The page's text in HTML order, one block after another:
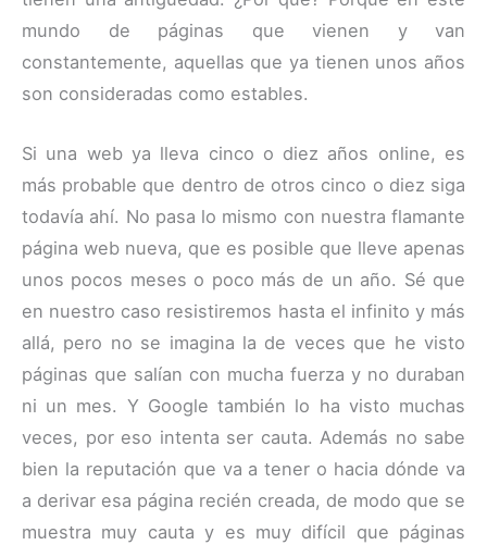
mundo de páginas que vienen y van
constantemente, aquellas que ya tienen unos años
son consideradas como estables.
Si una web ya lleva cinco o diez años online, es
más probable que dentro de otros cinco o diez siga
todavía ahí. No pasa lo mismo con nuestra flamante
página web nueva, que es posible que lleve apenas
unos pocos meses o poco más de un año. Sé que
en nuestro caso resistiremos hasta el infinito y más
allá, pero no se imagina la de veces que he visto
páginas que salían con mucha fuerza y no duraban
ni un mes. Y Google también lo ha visto muchas
veces, por eso intenta ser cauta. Además no sabe
bien la reputación que va a tener o hacia dónde va
a derivar esa página recién creada, de modo que se
muestra muy cauta y es muy difícil que páginas